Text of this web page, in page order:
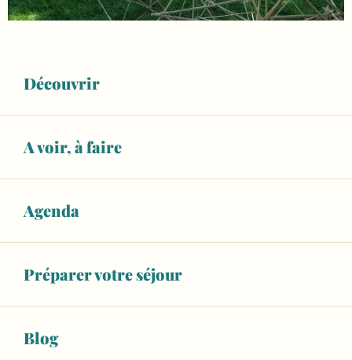
Découvrir
A voir, à faire
Agenda
Préparer votre séjour
Blog
Ouverture et coordonnées
Description